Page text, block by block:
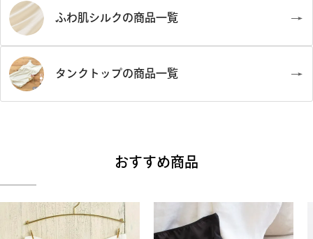
お願い申し上げます。
※パッドのシワ・へこみが理由での返品交換はお受けできませ
ん。
ふわ肌シルクの商品一覧
タンクトップの商品一覧
おすすめ商品